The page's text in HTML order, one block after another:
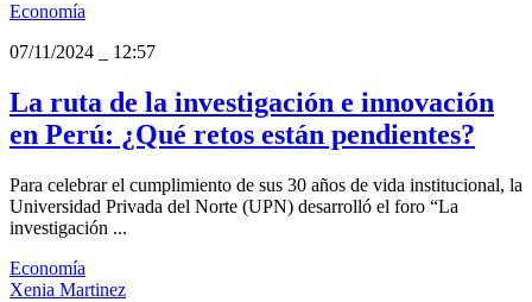
Economía
07/11/2024
12:57
La ruta de la investigación e innovación
en Perú: ¿Qué retos están pendientes?
Para celebrar el cumplimiento de sus 30 años de vida institucional, la
Universidad Privada del Norte (UPN) desarrolló el foro “La
investigación ...
Economía
Xenia Martinez